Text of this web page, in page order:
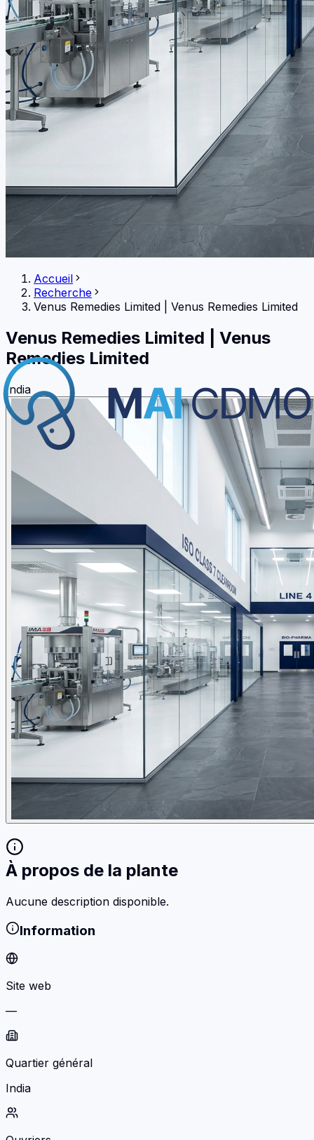
Accueil
Recherche
Venus Remedies Limited
Venus Remedies Limited
Venus Remedies Limited
Venus
Remedies Limited
India
À propos de la plante
Aucune description disponible.
Information
Site web
—
Quartier général
India